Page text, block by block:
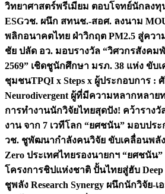
วิทยาศาสตร์พรีเมียม ตอบโจทย์นักลงทุ
ESGวช. ผนึก สทนช.-สอศ. ลงนาม
พลิกอนาคตไทย ฝ่าวิกฤต PM2.5 สู่คว
ชัย ปลัด อว. มอบรางวัล “วิศวกรสังค
2569” เชิดชูนักศึกษา มรภ. 38 แห่ง ขั
ชุมชนTPQI x Steps x ผู้ประกอบการ :
Neurodivergent ผู้ที่มีความหลากหลา
การทำงานนักวิจัยไทยสุดปัง! คว้ารางวั
งาน จาก 7 เวทีโลก “ยศชนัน” มอบปร
วช. ชูพัฒนากำลังคนวิจัย ขับเคลื่อนพลัง
Zero ประเทศไทยรองนายกฯ “ยศชนัน”
โครงการชิปแห่งชาติ ปั้นไทยสู่ฮับ Deep
ชูพลัง Research Synergy ผนึกนักวิจัย-